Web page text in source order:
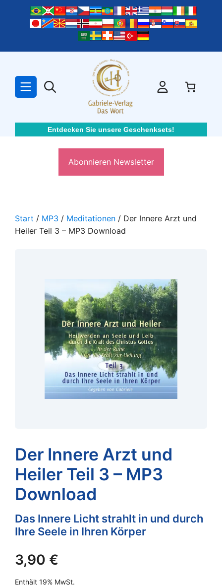
springen
Entdecken Sie unsere Geschenksets!
Abonnieren Newsletter
Start / MP3 / Meditationen / Der Innere Arzt und
Heiler Teil 3 – MP3 Download
Der Innere Arzt und
Heiler Teil 3 – MP3
Download
Das Innere Licht strahlt in und durch
Ihre Seele in Ihren Körper
3,90 €
Enthält 19% MwSt.